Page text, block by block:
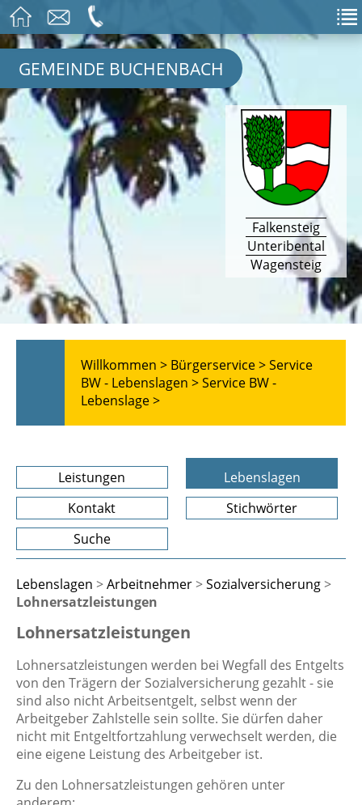
GEMEINDE BUCHENBACH
Falkensteig
Unteribental
Wagensteig
Willkommen > Bürgerservice >Service
BW - Lebenslagen >Service BW -
Lebenslage >
Leistungen
Lebenslagen
Kontakt
Stichwörter
Suche
Lebenslagen >Arbeitnehmer>Sozialversicherung>
Lohnersatzleistungen
Lohnersatzleistungen
Lohnersatzleistungen werden bei Wegfall des Entgelts
von den Trägern der Sozialversicherung gezahlt - sie
sind also nicht Arbeitsentgelt, selbst wenn der
Arbeitgeber Zahlstelle sein sollte. Sie dürfen daher
nicht mit Entgeltfortzahlung verwechselt werden, die
eine eigene Leistung des Arbeitgeber ist.
Zu den Lohnersatzleistungen gehören unter